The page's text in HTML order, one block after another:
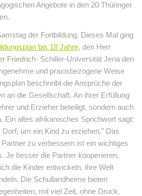
Angebote in den 20 Thüringer
der Fortbildung. Dieses Mal ging
bis 18 Jahre, den Herr
Friedrich- Schiller-Universität Jena den
und praxisbezogene Weise
beschreibt die Ansprüche der
an die Gesellschaft. An ihrer Erfüllung
und Erzieher beteiligt, sondern auch
Ein altes afrikanisches Sprichwort sagt:
um ein Kind zu erziehen." Das
zu verbessern ist ein wichtiges
Je besser die Partner kooperieren,
die Kinder entwickeln, ihre Welt
Die Schullandheime bieten
mit viel Zeit, ohne Druck,